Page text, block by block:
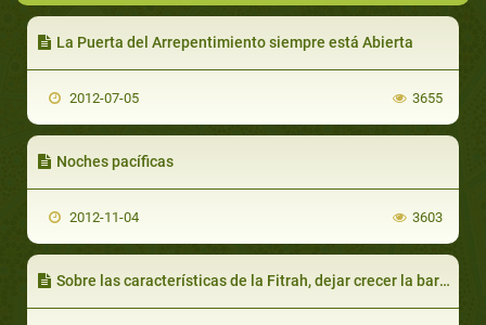
La Puerta del Arrepentimiento siempre está Abierta
2012-07-05 3655
Noches pacíficas
2012-11-04 3603
Sobre las características de la Fitrah, dejar crecer la barba y cambiar las canas - Parte 2